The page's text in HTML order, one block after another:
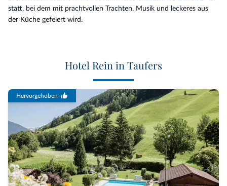
statt, bei dem mit prachtvollen Trachten, Musik und leckeres aus
der Küche gefeiert wird.
Hotel Rein in Taufers
Hervorgehoben